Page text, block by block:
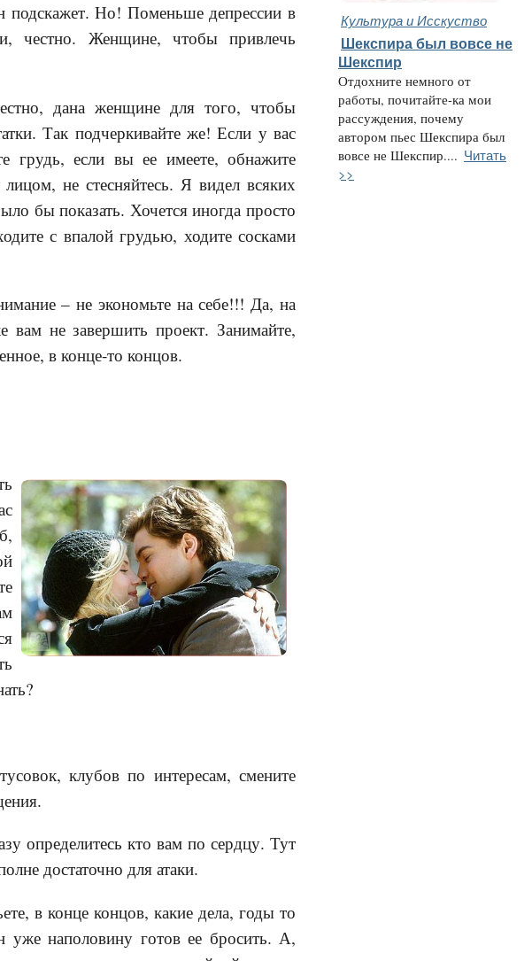
подскажет. Но! Поменьше депрессии в
честно. Женщине, чтобы привлечь
дана женщине для того, чтобы
Так подчеркивайте же! Если у вас
грудь, если вы ее имеете, обнажите
не стесняйтесь. Я видел всяких
бы показать. Хочется иногда просто
с впалой грудью, ходите сосками
– не экономьте на себе!!! Да, на
не завершить проект. Занимайте,
в конце-то концов.
клубов по интересам, смените
определитесь кто вам по сердцу. Тут
достаточно для атаки.
в конце концов, какие дела, годы то
уже наполовину готов ее бросить. А,
Культура и Исскуство
Шекспира был вовсе не
Шекспир
Отдохните немного от
работы, почитайте-ка мои
рассуждения, почему
автором пьес Шекспира был
вовсе не Шекспир.... Читать
>>